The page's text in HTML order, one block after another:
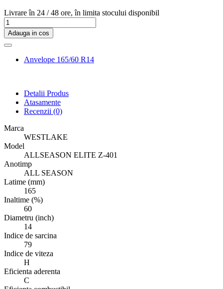
Livrare în 24 / 48 ore, în limita stocului disponibil
Adauga in cos
Anvelope 165/60 R14
Detalii Produs
Atasamente
Recenzii (0)
Marca
WESTLAKE
Model
ALLSEASON ELITE Z-401
Anotimp
ALL SEASON
Latime (mm)
165
Inaltime (%)
60
Diametru (inch)
14
Indice de sarcina
79
Indice de viteza
H
Eficienta aderenta
C